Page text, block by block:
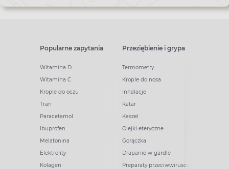
Popularne zapytania
Witamina D
Witamina C
Krople do oczu
Tran
Paracetamol
Ibuprofen
Melatonina
Elektrolity
Kolagen
Przeziębienie i grypa
Termometry
Krople do nosa
Inhalacje
Katar
Kaszel
Olejki eteryczne
Gorączka
Drapanie w gardle
Preparaty przeciwwirusowe